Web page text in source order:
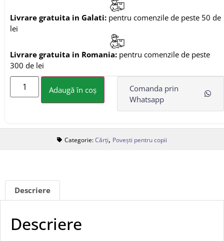
Livrare gratuita in Galati: pentru comenzile de peste 50 de
lei
Livrare gratuita in Romania: pentru comenzile de peste
300 de lei
Adaugă în coș
Comanda prin
Whatsapp
Categorie:Cărți, Povești pentru copii
Descriere
Descriere